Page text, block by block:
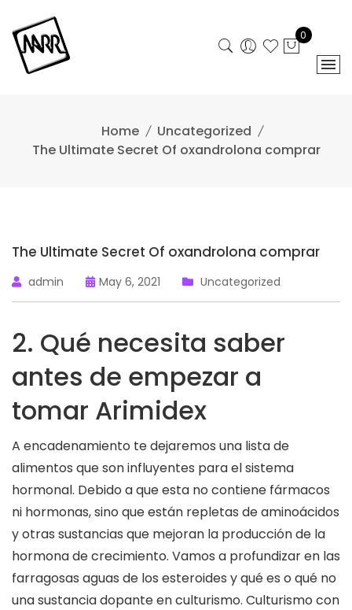
content
0
Home
Uncategorized
The Ultimate Secret Of oxandrolona comprar
The Ultimate Secret Of oxandrolona comprar
admin May 6, 2021 Uncategorized
2. Qué necesita saber
antes de empezar a
tomar Arimidex
A encadenamiento te dejaremos una lista de
alimentos que son influyentes para el sistema
hormonal. Debido a que esta no contiene fármacos
ni hormonas, sino que están repletas de aminoácidos
y otras sustancias que mejoran la producción de la
hormona de crecimiento. Vamos a profundizar en las
farragosas aguas de los esteroides y qué es o qué no
una sustancia dopante en culturismo. Culturismo con